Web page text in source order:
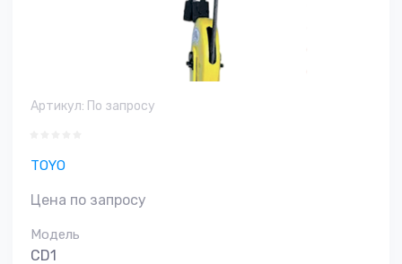
Артикул: По запросу
TOYO
Цена по запросу
Модель
CD1